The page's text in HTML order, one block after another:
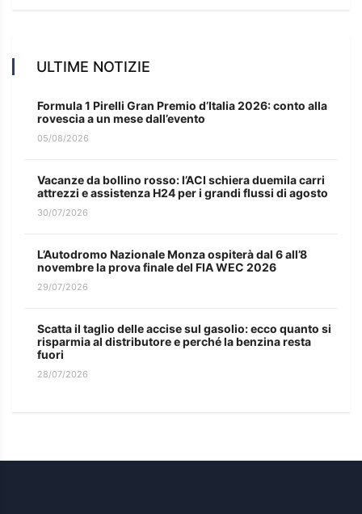
ULTIME NOTIZIE
Formula 1 Pirelli Gran Premio d’Italia 2026: conto alla
rovescia a un mese dall’evento
05/08/2026
Vacanze da bollino rosso: l’ACI schiera duemila carri
attrezzi e assistenza H24 per i grandi flussi di agosto
30/07/2026
L’Autodromo Nazionale Monza ospiterà dal 6 all’8
novembre la prova finale del FIA WEC 2026
29/07/2026
Scatta il taglio delle accise sul gasolio: ecco quanto si
risparmia al distributore e perché la benzina resta
fuori
28/07/2026